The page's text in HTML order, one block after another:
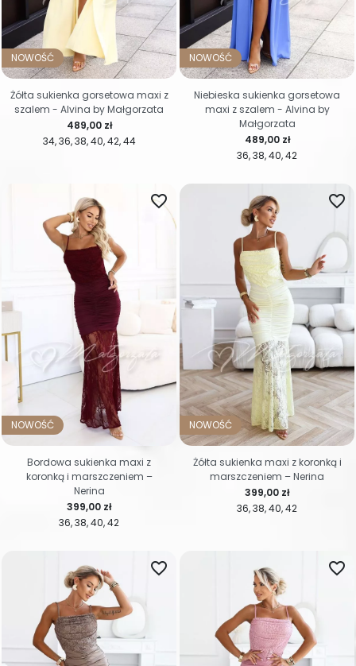
NOWOŚĆ
34 36 38 40 42 44
Cena
489,00 zł
Żółta sukienka gorsetowa maxi z
szalem - Alvina by Małgorzata
NOWOŚĆ
36 38 40 42
Cena
489,00 zł
Niebieska sukienka gorsetowa
maxi z szalem - Alvina by
Małgorzata
NOWOŚĆ
36 38 40 42
favorite_border
Cena
399,00 zł
Bordowa sukienka maxi z
koronką i marszczeniem –
Nerina
NOWOŚĆ
36 38 40 42
favorite_border
Cena
399,00 zł
Żółta sukienka maxi z koronką i
marszczeniem – Nerina
favorite_border favorite_border